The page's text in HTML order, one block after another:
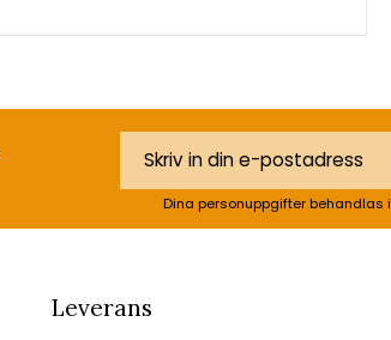
Dina personuppgifter behandlas
Leverans